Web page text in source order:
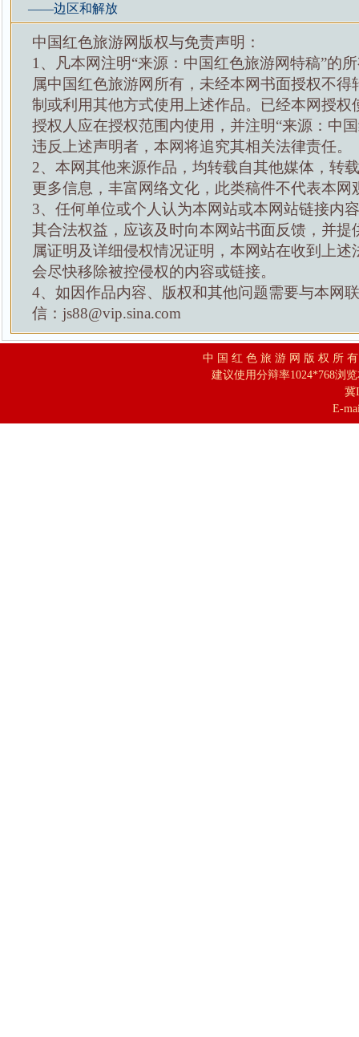
——边区和解放
中国红色旅游网版权与免责声明：
1、凡本网注明“来源：中国红色旅游网特稿”的
属中国红色旅游网所有，未经本网书面授权不得
制或利用其他方式使用上述作品。已经本网授权
授权人应在授权范围内使用，并注明“来源：中
违反上述声明者，本网将追究其相关法律责任。
2、本网其他来源作品，均转载自其他媒体，转
更多信息，丰富网络文化，此类稿件不代表本网
3、任何单位或个人认为本网站或本网站链接内
其合法权益，应该及时向本网站书面反馈，并提
属证明及详细侵权情况证明，本网站在收到上述
会尽快移除被控侵权的内容或链接。
4、如因作品内容、版权和其他问题需要与本网
信：js88@vip.sina.com
中 国 红 色 旅 游 网 版 权 所
建议使用分辩率1024*768浏
冀
E-